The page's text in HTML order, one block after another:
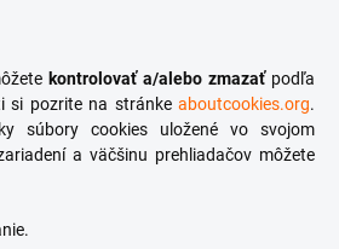
kontrolovať a/alebo zmazaťpodľa
si pozrite na stránke aboutcookies.org.
súbory cookies uložené vo svojom
a väčšinu prehliadačov môžete